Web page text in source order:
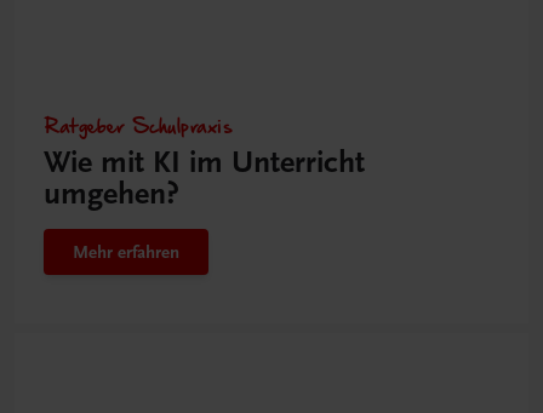
Ratgeber Schulpraxis
Wie mit KI im Unterricht
umgehen?
Mehr erfahren